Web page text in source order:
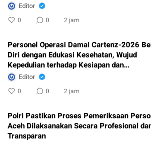
Editor
0 0 2 jam
Personel Operasi Damai Cartenz-2026
Diri dengan Edukasi Kesehatan, Wujud
Kepedulian terhadap Kesiapan dan
Kesejahteraan Anggota
Editor
0 0 2 jam
Polri Pastikan Proses Pemeriksaan
Aceh Dilaksanakan Secara Profesional
Transparan